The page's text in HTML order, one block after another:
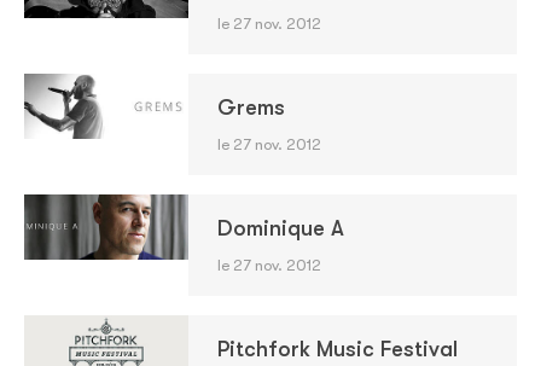
le 27 nov. 2012
Grems
le 27 nov. 2012
Dominique A
le 27 nov. 2012
Pitchfork Music Festival